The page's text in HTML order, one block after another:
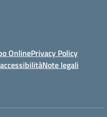
OnlinePrivacy Policy
Note legali